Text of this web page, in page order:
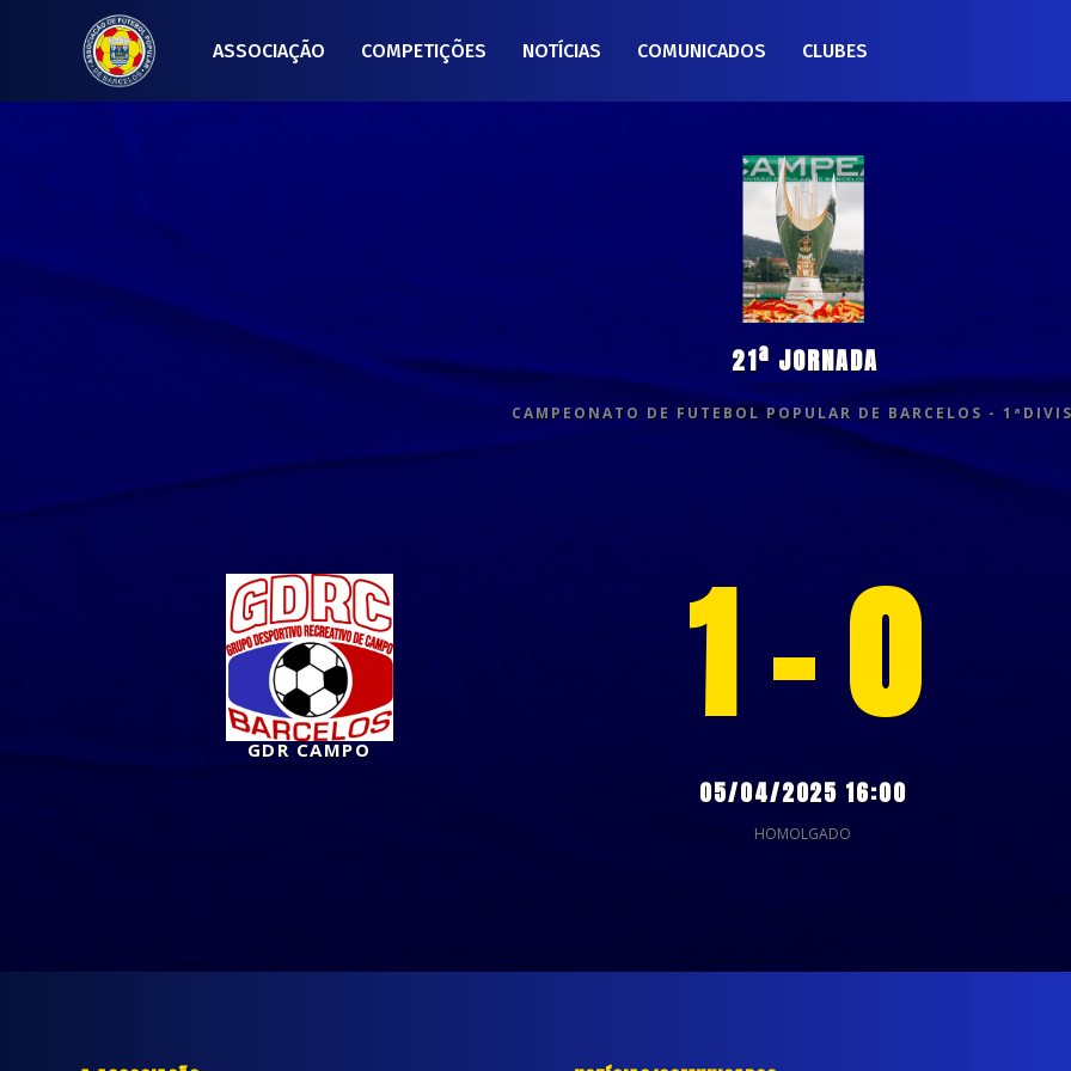
ASSOCIAÇÃO COMPETIÇÕES NOTÍCIAS COMUNICADOS CLUBES
21ª JORNADA
CAMPEONATO DE FUTEBOL POPULAR DE BARCELOS -
GDR CAMPO 1 - 0
05/04/2025 16:00
HOMOLGADO